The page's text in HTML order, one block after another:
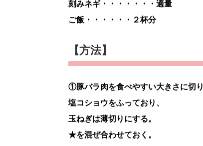
刻みネギ・・・・・・・適量
ご飯・・・・・・２杯分
【方法】
①豚バラ肉を食べやすい大きさに切り
塩コショウをふっており、
玉ねぎは薄切りにする。
★を混ぜ合わせておく。